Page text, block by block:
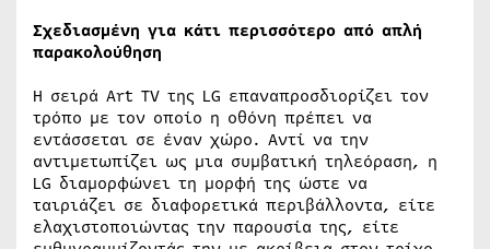
Σχεδιασμένη για κάτι περισσότερο από απλή
παρακολούθηση
Η σειρά Art TV της LG επαναπροσδιορίζει τον
τρόπο με τον οποίο η οθόνη πρέπει να
εντάσσεται σε έναν χώρο. Αντί να την
αντιμετωπίζει ως μια συμβατική τηλεόραση, η
LG διαμορφώνει τη μορφή της ώστε να
ταιριάζει σε διαφορετικά περιβάλλοντα, είτε
ελαχιστοποιώντας την παρουσία της, είτε